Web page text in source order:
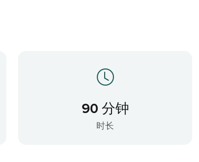
90 分钟
时长